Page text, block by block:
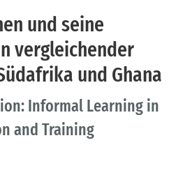
und seine
vergleichender
und Ghana
Informal Learning in
and Training